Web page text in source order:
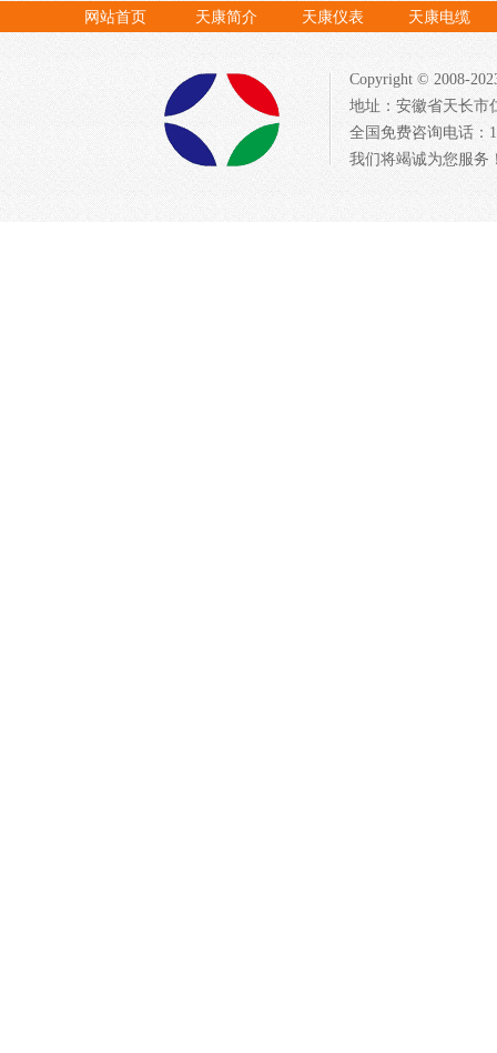
网站首页 天康简介 天康仪表 天康电缆
Copyright © 2008-
地址：安徽省天长市
全国免费咨询电话：
我们将竭诚为您服务